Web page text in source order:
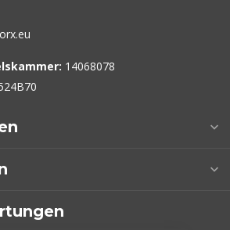
14068078